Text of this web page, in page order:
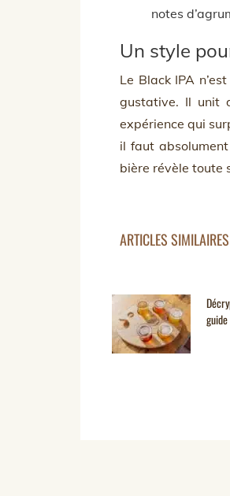
notes
Un style
Le Black IPA
gustative. Il unit
expérience qui
il faut
bière révèle toute
ARTICLES SIMILAIRES